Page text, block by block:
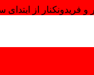
فریدونکنار از